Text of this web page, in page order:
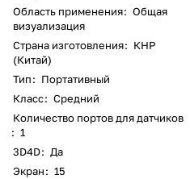
Область применения: Общая
визуализация
Страна изготовления: КНР
(Китай)
Тип: Портативный
Класс: Средний
Количество портов для датчиков
: 1
3D4D: Да
Экран: 15